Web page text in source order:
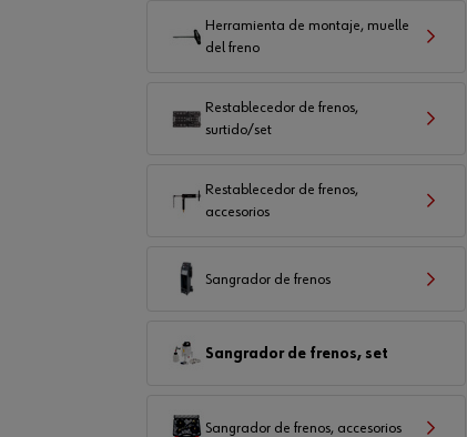
Herramienta de montaje, muelle
del freno
Restablecedor de frenos,
surtido/set
Restablecedor de frenos,
accesorios
Sangrador de frenos
Sangrador de frenos, set
Sangrador de frenos, accesorios